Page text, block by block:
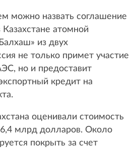
можно назвать соглашение
Казахстане атомной
из двух
не только примет участие
но и предоставит
кредит на
оценивали стоимость
млрд долларов. Около
покрыть за счет